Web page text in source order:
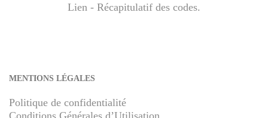
Lien - Récapitulatif des codes.
MENTIONS LÉGALES
Politique de confidentialité
Conditions Générales d’Utilisation